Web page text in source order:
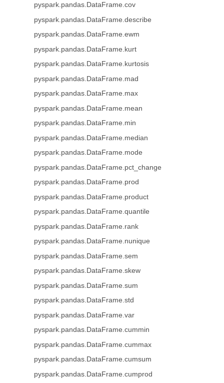
pyspark.pandas.DataFrame.cov
pyspark.pandas.DataFrame.describe
pyspark.pandas.DataFrame.ewm
pyspark.pandas.DataFrame.kurt
pyspark.pandas.DataFrame.kurtosis
pyspark.pandas.DataFrame.mad
pyspark.pandas.DataFrame.max
pyspark.pandas.DataFrame.mean
pyspark.pandas.DataFrame.min
pyspark.pandas.DataFrame.median
pyspark.pandas.DataFrame.mode
pyspark.pandas.DataFrame.pct_change
pyspark.pandas.DataFrame.prod
pyspark.pandas.DataFrame.product
pyspark.pandas.DataFrame.quantile
pyspark.pandas.DataFrame.rank
pyspark.pandas.DataFrame.nunique
pyspark.pandas.DataFrame.sem
pyspark.pandas.DataFrame.skew
pyspark.pandas.DataFrame.sum
pyspark.pandas.DataFrame.std
pyspark.pandas.DataFrame.var
pyspark.pandas.DataFrame.cummin
pyspark.pandas.DataFrame.cummax
pyspark.pandas.DataFrame.cumsum
pyspark.pandas.DataFrame.cumprod